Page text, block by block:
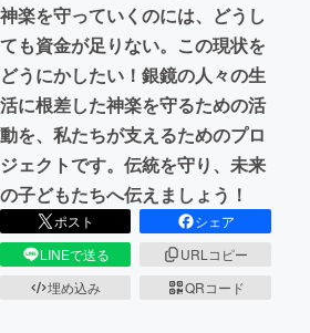
CAMPFIREふるさと納税 machi-ya
神楽を守っていくのには、どうし
ても資金が足りない。この現状を
どうにかしたい！銀鏡の人々の生
活に根差した神楽を守るための活
動を、私たちが支えるためのプロ
ジェクトです。伝統を守り、未来
の子どもたちへ伝えましょう！
ポスト
シェア
LINEで送る
URLコピー
埋め込み
QRコード